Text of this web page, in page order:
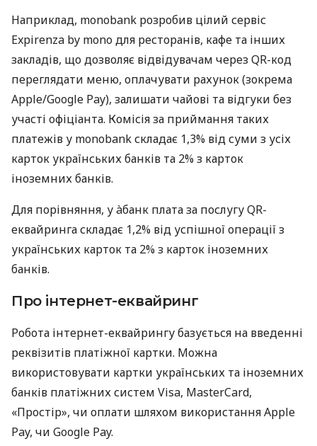
Наприклад, monobank розробив цілий сервіс
Expirenza by mono для ресторанів, кафе та інших
закладів, що дозволяє відвідувачам через QR-код
переглядати меню, оплачувати рахунок (зокрема
Apple/Google Pay), залишати чайові та відгуки без
участі офіціанта. Комісія за приймання таких
платежів у monobank складає 1,3% від суми з усіх
карток українських банків та 2% з карток
іноземних банків.
Для порівняння, у àбанк плата за послугу QR-
еквайринга складає 1,2% від успішної операції з
українських карток та 2% з карток іноземних
банків.
Про інтернет-еквайринг
Робота інтернет-еквайрингу базується на введенні
реквізитів платіжної картки. Можна
використовувати картки українських та іноземних
банків платіжних систем Visa, MasterCard,
«Простір», чи оплати шляхом використання Apple
Pay, чи Google Pay.